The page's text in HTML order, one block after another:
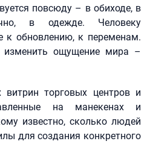
повсюду – в обиходе, в
в одежде. Человеку
к обновлению, к переменам.
изменить ощущение мира –
торговых центров и
на манекенах и
известно, сколько людей
для создания конкретного